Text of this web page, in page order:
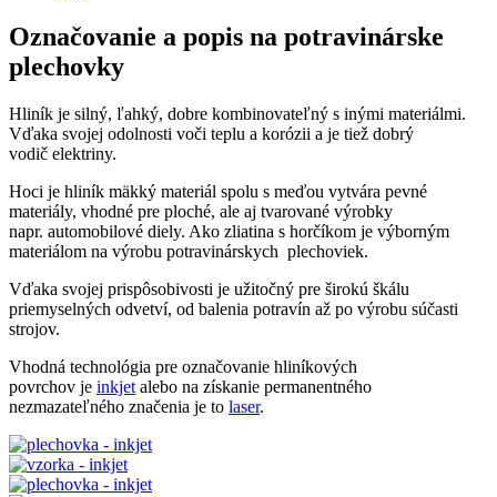
Označovanie a popis na potravinárske
plechovky
Hliník je silný, ľahký, dobre kombinovateľný s inými materiálmi.
Vďaka svojej odolnosti voči teplu a korózii a je tiež dobrý
vodič elektriny.
Hoci je hliník mäkký materiál spolu s meďou vytvára pevné
materiály, vhodné pre ploché, ale aj tvarované výrobky
napr. automobilové diely. Ako zliatina s horčíkom je výborným
materiálom na výrobu potravinárskych plechoviek.
Vďaka svojej prispôsobivosti je užitočný pre širokú škálu
priemyselných odvetví, od balenia potravín až po výrobu súčasti
strojov.
Vhodná technológia pre označovanie hliníkových
povrchov je inkjet alebo na získanie permanentného
nezmazateľného značenia je to laser.